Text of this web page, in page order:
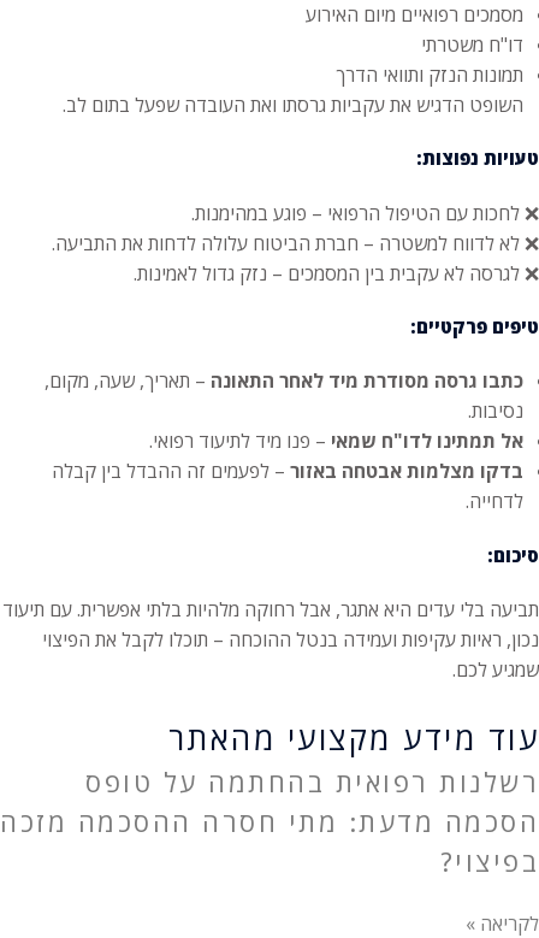
מסמכים רפואיים מיום האירוע
דו"ח משטרתי
תמונות הנזק ותוואי הדרך
השופט הדגיש את עקביות גרסתו ואת העובדה שפעל בתום לב.
טעויות נפוצות:
❌ לחכות עם הטיפול הרפואי – פוגע במהימנות.
❌ לא לדווח למשטרה – חברת הביטוח עלולה לדחות את התביעה.
❌ לגרסה לא עקבית בין המסמכים – נזק גדול לאמינות.
טיפים פרקטיים:
כתבו גרסה מסודרת מיד לאחר התאונה – תאריך, שעה, מקום,
נסיבות.
אל תמתינו לדו"ח שמאי – פנו מיד לתיעוד רפואי.
בדקו מצלמות אבטחה באזור – לפעמים זה ההבדל בין קבלה
לדחייה.
סיכום:
תביעה בלי עדים היא אתגר, אבל רחוקה מלהיות בלתי אפשרית. עם תיעוד
נכון, ראיות עקיפות ועמידה בנטל ההוכחה – תוכלו לקבל את הפיצוי
שמגיע לכם.
עוד מידע מקצועי מהאתר
רשלנות רפואית בהחתמה על טופס
הסכמה מדעת: מתי חסרה ההסכמה מזכה
בפיצוי?
לקריאה »